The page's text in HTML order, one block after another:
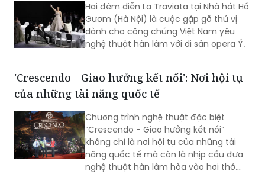
Hai đêm diễn La Traviata tại Nhà hát Hồ
Gươm (Hà Nội) là cuộc gặp gỡ thú vị
dành cho công chúng Việt Nam yêu
nghệ thuật hàn lâm với di sản opera Ý.
'Crescendo - Giao hưởng kết nối': Nơi hội tụ
của những tài năng quốc tế
Chương trình nghệ thuật đặc biệt
“Crescendo - Giao hưởng kết nối”
không chỉ là nơi hội tụ của những tài
năng quốc tế mà còn là nhịp cầu đưa
nghệ thuật hàn lâm hòa vào hơi thở